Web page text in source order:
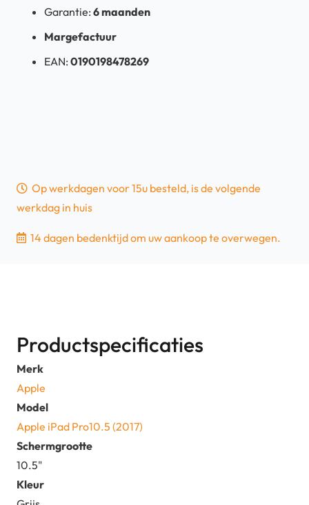
Garantie: 6 maanden
Margefactuur
EAN: 0190198478269
Op werkdagen voor 15u besteld, is de volgende
werkdag in huis
14 dagen bedenktijd om uw aankoop te overwegen.
Productspecificaties
Merk
Apple
Model
Apple iPad Pro10.5 (2017)
Schermgrootte
10.5"
Kleur